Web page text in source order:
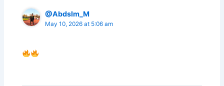
@Abdslm_M
May 10, 2026 at 5:06 am